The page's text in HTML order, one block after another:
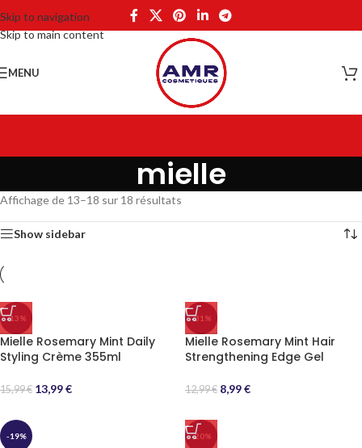
Skip to navigation
Skip to main content
MENU
mielle
Affichage de 13–18 sur 18 résultats
Show sidebar
-13%
Mielle Rosemary Mint Daily
Styling Crème 355ml
15,99€ 13,99€
-31%
Mielle Rosemary Mint Hair
Strengthening Edge Gel
12,99€ 8,99€
-19% -20%